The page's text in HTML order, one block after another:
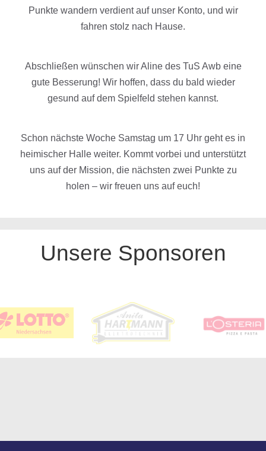
Punkte wandern verdient auf unser Konto, und wir
fahren stolz nach Hause.
Abschließen wünschen wir Aline des TuS Awb eine
gute Besserung! Wir hoffen, dass du bald wieder
gesund auf dem Spielfeld stehen kannst.
Schon nächste Woche Samstag um 17 Uhr geht es in
heimischer Halle weiter. Kommt vorbei und unterstützt
uns auf der Mission, die nächsten zwei Punkte zu
holen – wir freuen uns auf euch!
Unsere Sponsoren